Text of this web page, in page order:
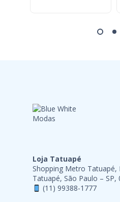
Loja Tatuapé
Shopping Metro Tatuapé,
Tatuapé, São Paulo – SP,
(11) 99388-1777